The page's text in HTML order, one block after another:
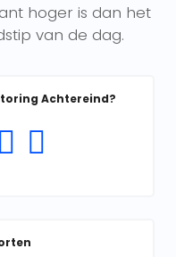
hoger is dan het
van de dag.
Achtereind?